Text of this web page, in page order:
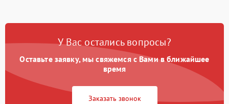
У Вас остались вопросы?
Оставьте заявку, мы свяжемся с Вами в ближайшее
время
Заказать звонок